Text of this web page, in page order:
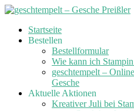
Skip
Startseite
Bestellen
Bestellformular
Wie kann ich
geschtempelt –
Gesche
Aktuelle Aktionen
Kreativer Juli bei